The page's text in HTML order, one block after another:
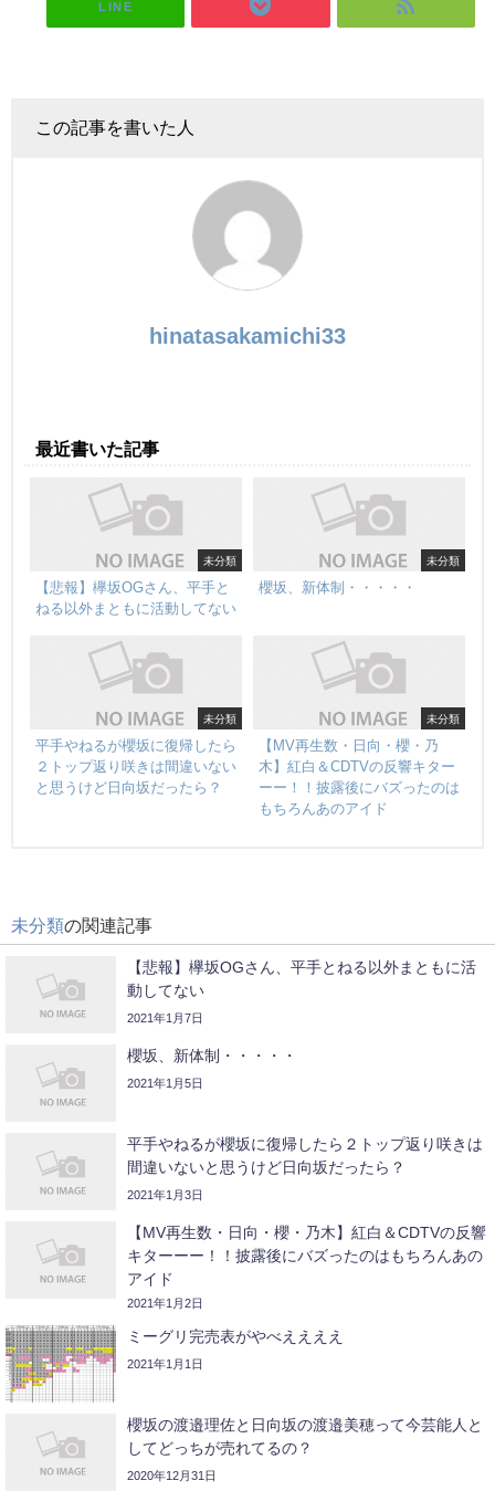
LINE
この記事を書いた人
hinatasakamichi33
最近書いた記事
未分類
【悲報】欅坂OGさん、平手と
ねる以外まともに活動してない
未分類
櫻坂、新体制・・・・・
未分類
平手やねるが櫻坂に復帰したら
２トップ返り咲きは間違いない
と思うけど日向坂だったら？
未分類
【MV再生数・日向・櫻・乃
木】紅白＆CDTVの反響キター
ーー！！披露後にバズったのは
もちろんあのアイド
未分類の関連記事
【悲報】欅坂OGさん、平手とねる以外まともに活
動してない
2021年1月7日
櫻坂、新体制・・・・・
2021年1月5日
平手やねるが櫻坂に復帰したら２トップ返り咲きは
間違いないと思うけど日向坂だったら？
2021年1月3日
【MV再生数・日向・櫻・乃木】紅白＆CDTVの反響
キターーー！！披露後にバズったのはもちろんあの
アイド
2021年1月2日
ミーグリ完売表がやべええええ
2021年1月1日
櫻坂の渡邉理佐と日向坂の渡邉美穂って今芸能人と
してどっちが売れてるの？
2020年12月31日